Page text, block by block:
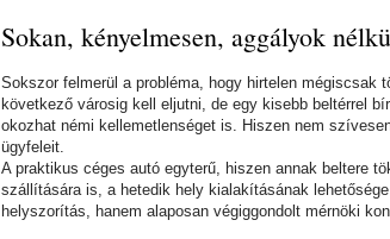
Sokan, kényelmesen, aggályok
Sokszor felmerül a probléma, hogy hirtelen mégiscsak
következő városig kell eljutni, de egy kisebb beltérrel
okozhat némi kellemetlenséget is. Hiszen nem
ügyfeleit.
A praktikus céges autó egyterű, hiszen annak beltere
szállítására is, a hetedik hely kialakításának
helyszorítás, hanem alaposan végiggondolt mérnöki